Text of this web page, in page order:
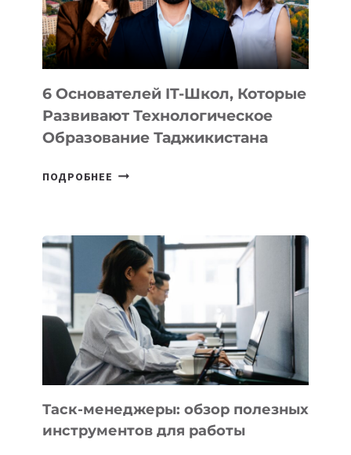
ОТ
OPENAI
6 Основателей IT-Школ, Которые
Развивают Технологическое
Образование Таджикистана
ПОДРОБНЕЕ 6
КОТОРЫЕ
РАЗВИВАЮТ
ТЕХНОЛОГИЧЕСКОЕ
ОБРАЗОВАНИЕ
ТАДЖИКИСТАНА
Таск-менеджеры: обзор полезных
инструментов для работы